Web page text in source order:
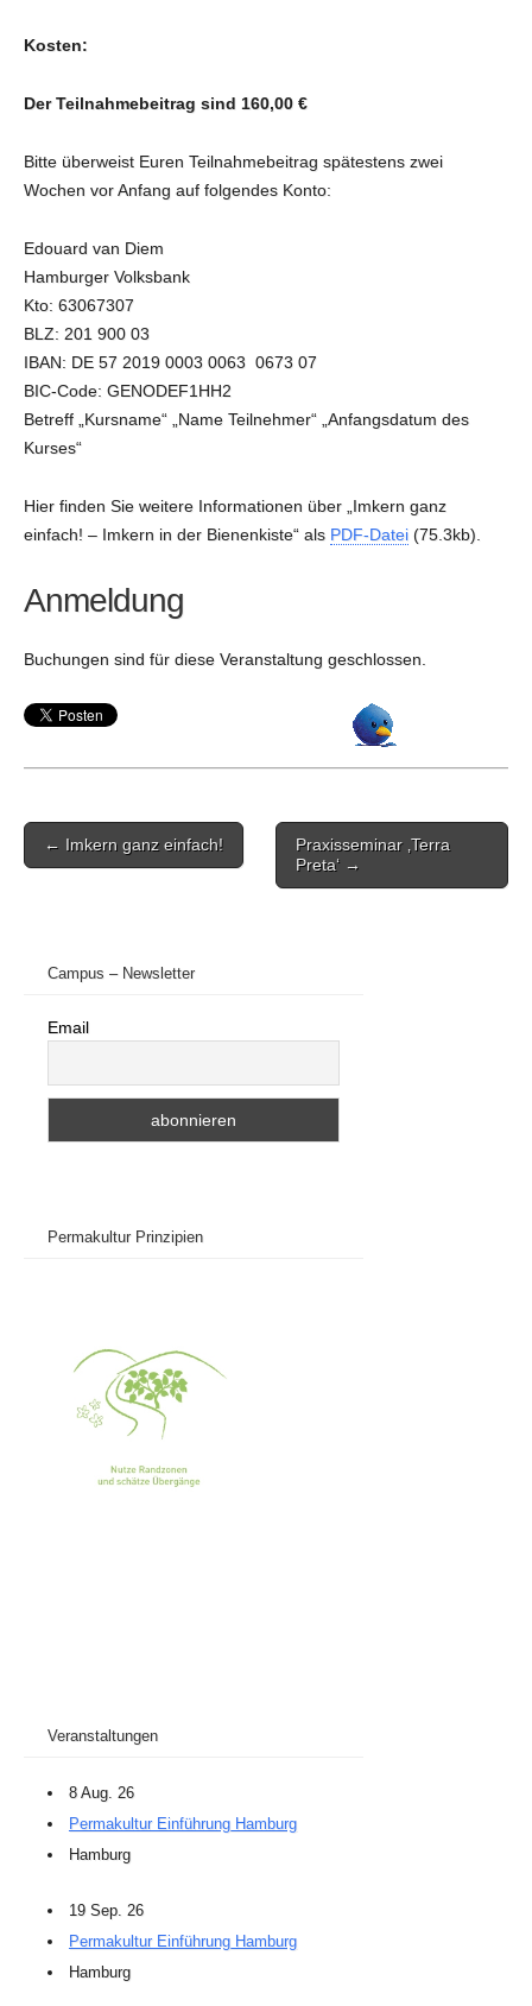
Kosten:
Der Teilnahmebeitrag sind 160,00 €
Bitte überweist Euren Teilnahmebeitrag spätestens zwei
Wochen vor Anfang auf folgendes Konto:
Edouard van Diem
Hamburger Volksbank
Kto: 63067307
BLZ: 201 900 03
IBAN: DE 57 2019 0003 0063 0673 07
BIC-Code: GENODEF1HH2
Betreff „Kursname“ „Name Teilnehmer“ „Anfangsdatum des
Kurses“
Hier finden Sie weitere Informationen über „Imkern ganz
einfach! – Imkern in der Bienenkiste“ als PDF-Datei (75.3kb).
Anmeldung
Buchungen sind für diese Veranstaltung geschlossen.
Post
navigation
← Imkern ganz einfach!
Praxisseminar ‚Terra
Preta‘ →
Campus – Newsletter
Email
Permakultur Prinzipien
Veranstaltungen
8 Aug. 26
Permakultur Einführung Hamburg
Hamburg
19 Sep. 26
Permakultur Einführung Hamburg
Hamburg